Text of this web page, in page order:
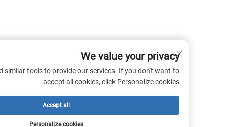
We value your privacy
cookies and similar tools to provide our services. If you don't want to
accept all cookies, click Personalize cookies.
Personalize cookies